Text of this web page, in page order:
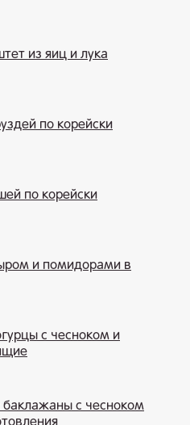
из яиц и лука
по корейски
по корейски
и помидорами в
с чесноком и
с чесноком